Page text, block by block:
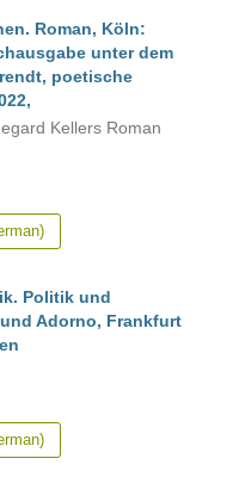
Roman, Köln:
unter dem
poetische
Kellers Roman
Politik und
Adorno, Frankfurt